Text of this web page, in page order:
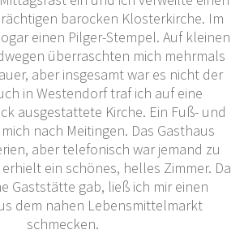
barocken Klosterkirche. Im
einen Pilger-Stempel. Auf kleinen
überraschten mich mehrmals
aber insgesamt war es nicht der
in Westendorf traf ich auf eine
ausgestattete Kirche. Ein Fuß- und
nach Meitingen. Das Gasthaus
aber telefonisch war jemand zu
ein schönes, helles Zimmer. Da
Gaststätte gab, ließ ich mir einen
dem nahen Lebensmittelmarkt
schmecken.